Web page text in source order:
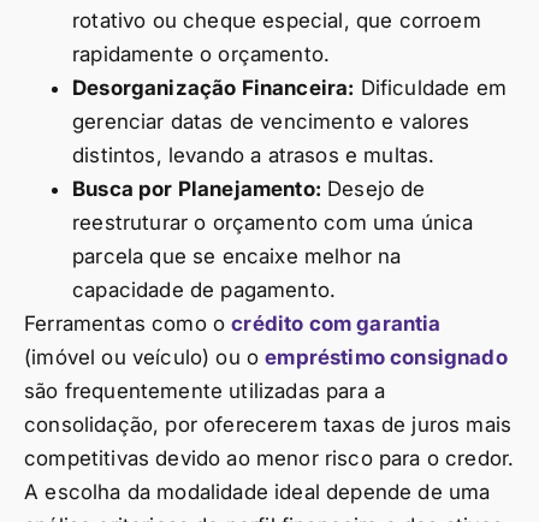
rotativo ou cheque especial, que corroem
rapidamente o orçamento.
Desorganização Financeira: Dificuldade em
gerenciar datas de vencimento e valores
distintos, levando a atrasos e multas.
Busca por Planejamento: Desejo de
reestruturar o orçamento com uma única
parcela que se encaixe melhor na
capacidade de pagamento.
Ferramentas como ocrédito com garantia
(imóvel ou veículo) ou oempréstimo consignado
são frequentemente utilizadas para a
consolidação, por oferecerem taxas de juros mais
competitivas devido ao menor risco para o credor.
A escolha da modalidade ideal depende de uma